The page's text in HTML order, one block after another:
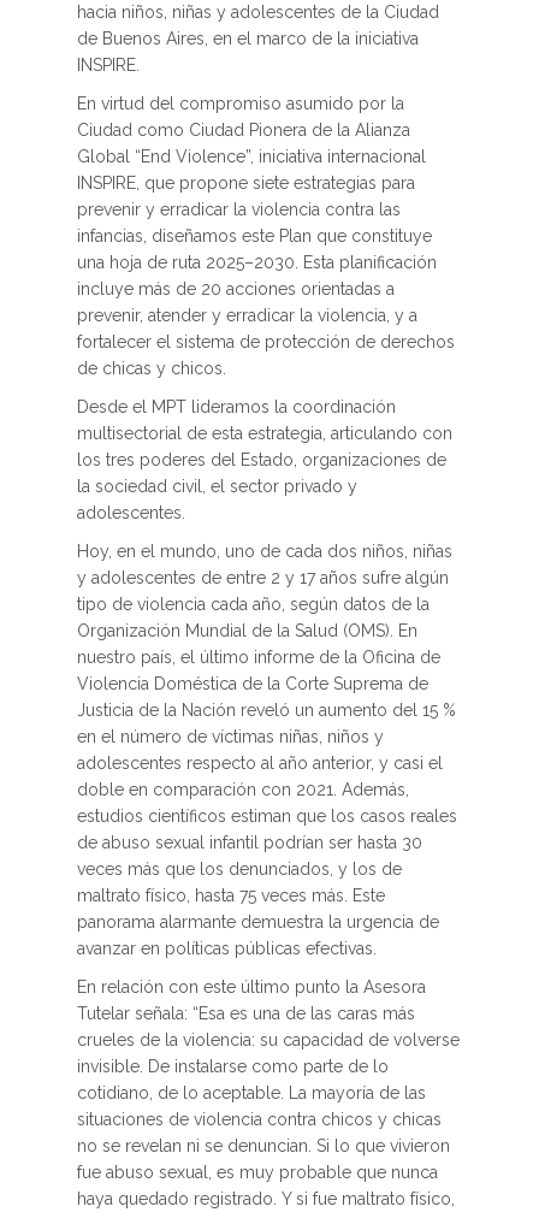
hacia niños, niñas y adolescentes de la Ciudad
de Buenos Aires, en el marco de la iniciativa
INSPIRE.
En virtud del compromiso asumido por la
Ciudad como Ciudad Pionera de la Alianza
Global “End Violence”, iniciativa internacional
INSPIRE, que propone siete estrategias para
prevenir y erradicar la violencia contra las
infancias, diseñamos este Plan que constituye
una hoja de ruta 2025–2030. Esta planificación
incluye más de 20 acciones orientadas a
prevenir, atender y erradicar la violencia, y a
fortalecer el sistema de protección de derechos
de chicas y chicos.
Desde el MPT lideramos la coordinación
multisectorial de esta estrategia, articulando con
los tres poderes del Estado, organizaciones de
la sociedad civil, el sector privado y
adolescentes.
Hoy, en el mundo, uno de cada dos niños, niñas
y adolescentes de entre 2 y 17 años sufre algún
tipo de violencia cada año, según datos de la
Organización Mundial de la Salud (OMS). En
nuestro país, el último informe de la Oficina de
Violencia Doméstica de la Corte Suprema de
Justicia de la Nación reveló un aumento del 15 %
en el número de víctimas niñas, niños y
adolescentes respecto al año anterior, y casi el
doble en comparación con 2021. Además,
estudios científicos estiman que los casos reales
de abuso sexual infantil podrían ser hasta 30
veces más que los denunciados, y los de
maltrato físico, hasta 75 veces más. Este
panorama alarmante demuestra la urgencia de
avanzar en políticas públicas efectivas.
En relación con este último punto la Asesora
Tutelar señala: “Esa es una de las caras más
crueles de la violencia: su capacidad de volverse
invisible. De instalarse como parte de lo
cotidiano, de lo aceptable. La mayoría de las
situaciones de violencia contra chicos y chicas
no se revelan ni se denuncian. Si lo que vivieron
fue abuso sexual, es muy probable que nunca
haya quedado registrado. Y si fue maltrato físico,